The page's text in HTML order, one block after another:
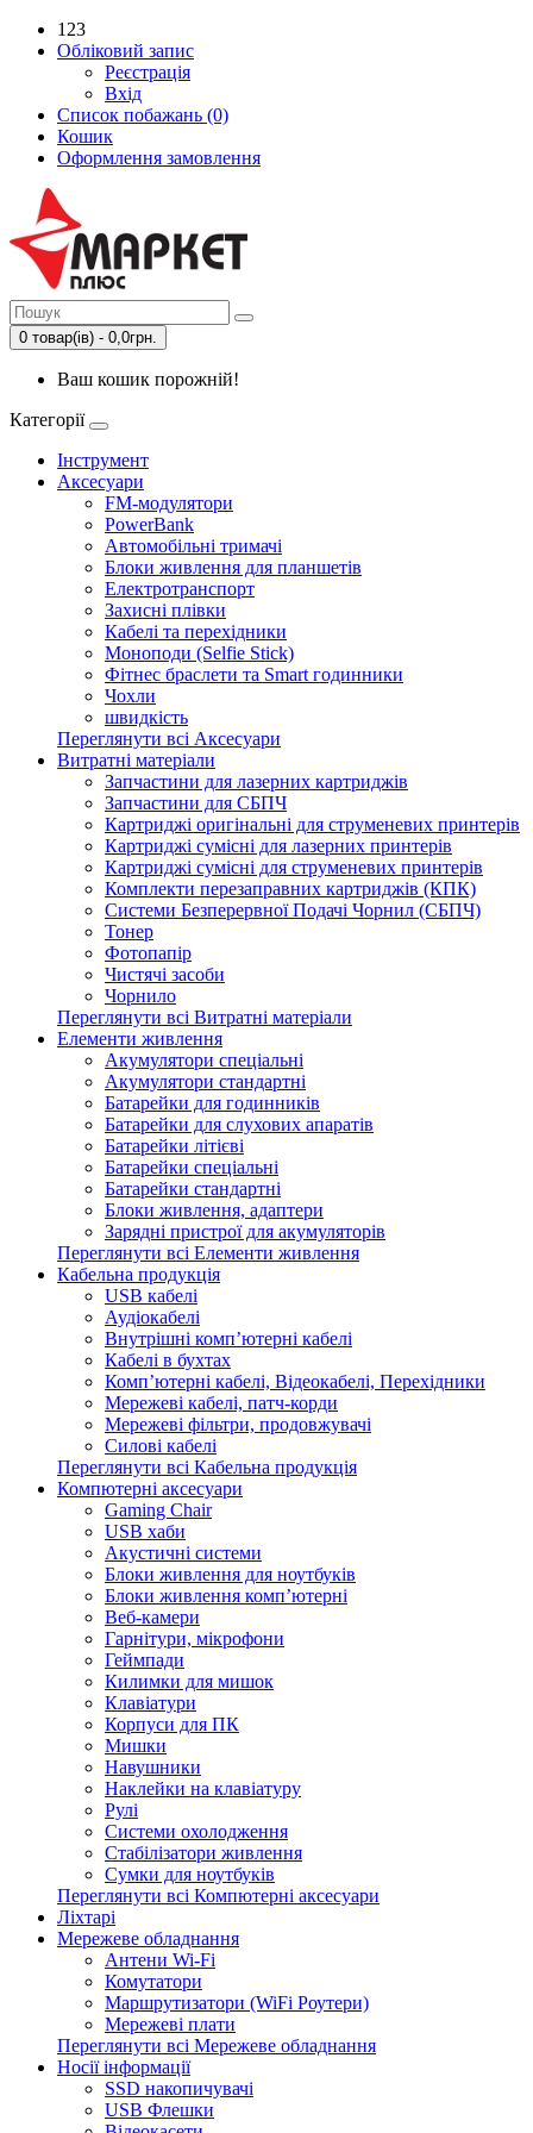
123
Обліковий запис
Реєстрація
Вхід
Список побажань (0)
Кошик
Оформлення замовлення
0 товар(ів) - 0,0грн.
Ваш кошик порожній!
Категорії
Інструмент
Аксесуари
FM-модулятори
PowerBank
Автомобільні тримачі
Блоки живлення для планшетів
Електротранспорт
Захисні плівки
Кабелі та перехідники
Моноподи (Selfie Stick)
Фітнес браслети та Smart годинники
Чохли
швидкість
Переглянути всі Аксесуари
Витратні матеріали
Запчастини для лазерних картриджів
Запчастини для СБПЧ
Картриджі оригінальні для струменевих принтерів
Картриджі сумісні для лазерних принтерів
Картриджі сумісні для струменевих принтерів
Комплекти перезаправних картриджів (КПК)
Системи Безперервної Подачі Чорнил (СБПЧ)
Тонер
Фотопапір
Чистячі засоби
Чорнило
Переглянути всі Витратні матеріали
Елементи живлення
Акумулятори спеціальні
Акумулятори стандартні
Батарейки для годинників
Батарейки для слухових апаратів
Батарейки літієві
Батарейки спеціальні
Батарейки стандартні
Блоки живлення, адаптери
Зарядні пристрої для акумуляторів
Переглянути всі Елементи живлення
Кабельна продукція
USB кабелі
Аудіокабелі
Внутрішні комп’ютерні кабелі
Кабелі в бухтах
Комп’ютерні кабелі, Відеокабелі, Перехідники
Мережеві кабелі, патч-корди
Мережеві фільтри, продовжувачі
Силові кабелі
Переглянути всі Кабельна продукція
Компютерні аксесуари
Gaming Chair
USB хаби
Акустичні системи
Блоки живлення для ноутбуків
Блоки живлення комп’ютерні
Веб-камери
Гарнітури, мікрофони
Геймпади
Килимки для мишок
Клавіатури
Корпуси для ПК
Мишки
Навушники
Наклейки на клавіатуру
Рулі
Системи охолодження
Стабілізатори живлення
Сумки для ноутбуків
Переглянути всі Компютерні аксесуари
Ліхтарі
Мережеве обладнання
Антени Wi-Fi
Комутатори
Маршрутизатори (WiFi Роутери)
Мережеві плати
Переглянути всі Мережеве обладнання
Носії інформації
SSD накопичувачі
USB Флешки